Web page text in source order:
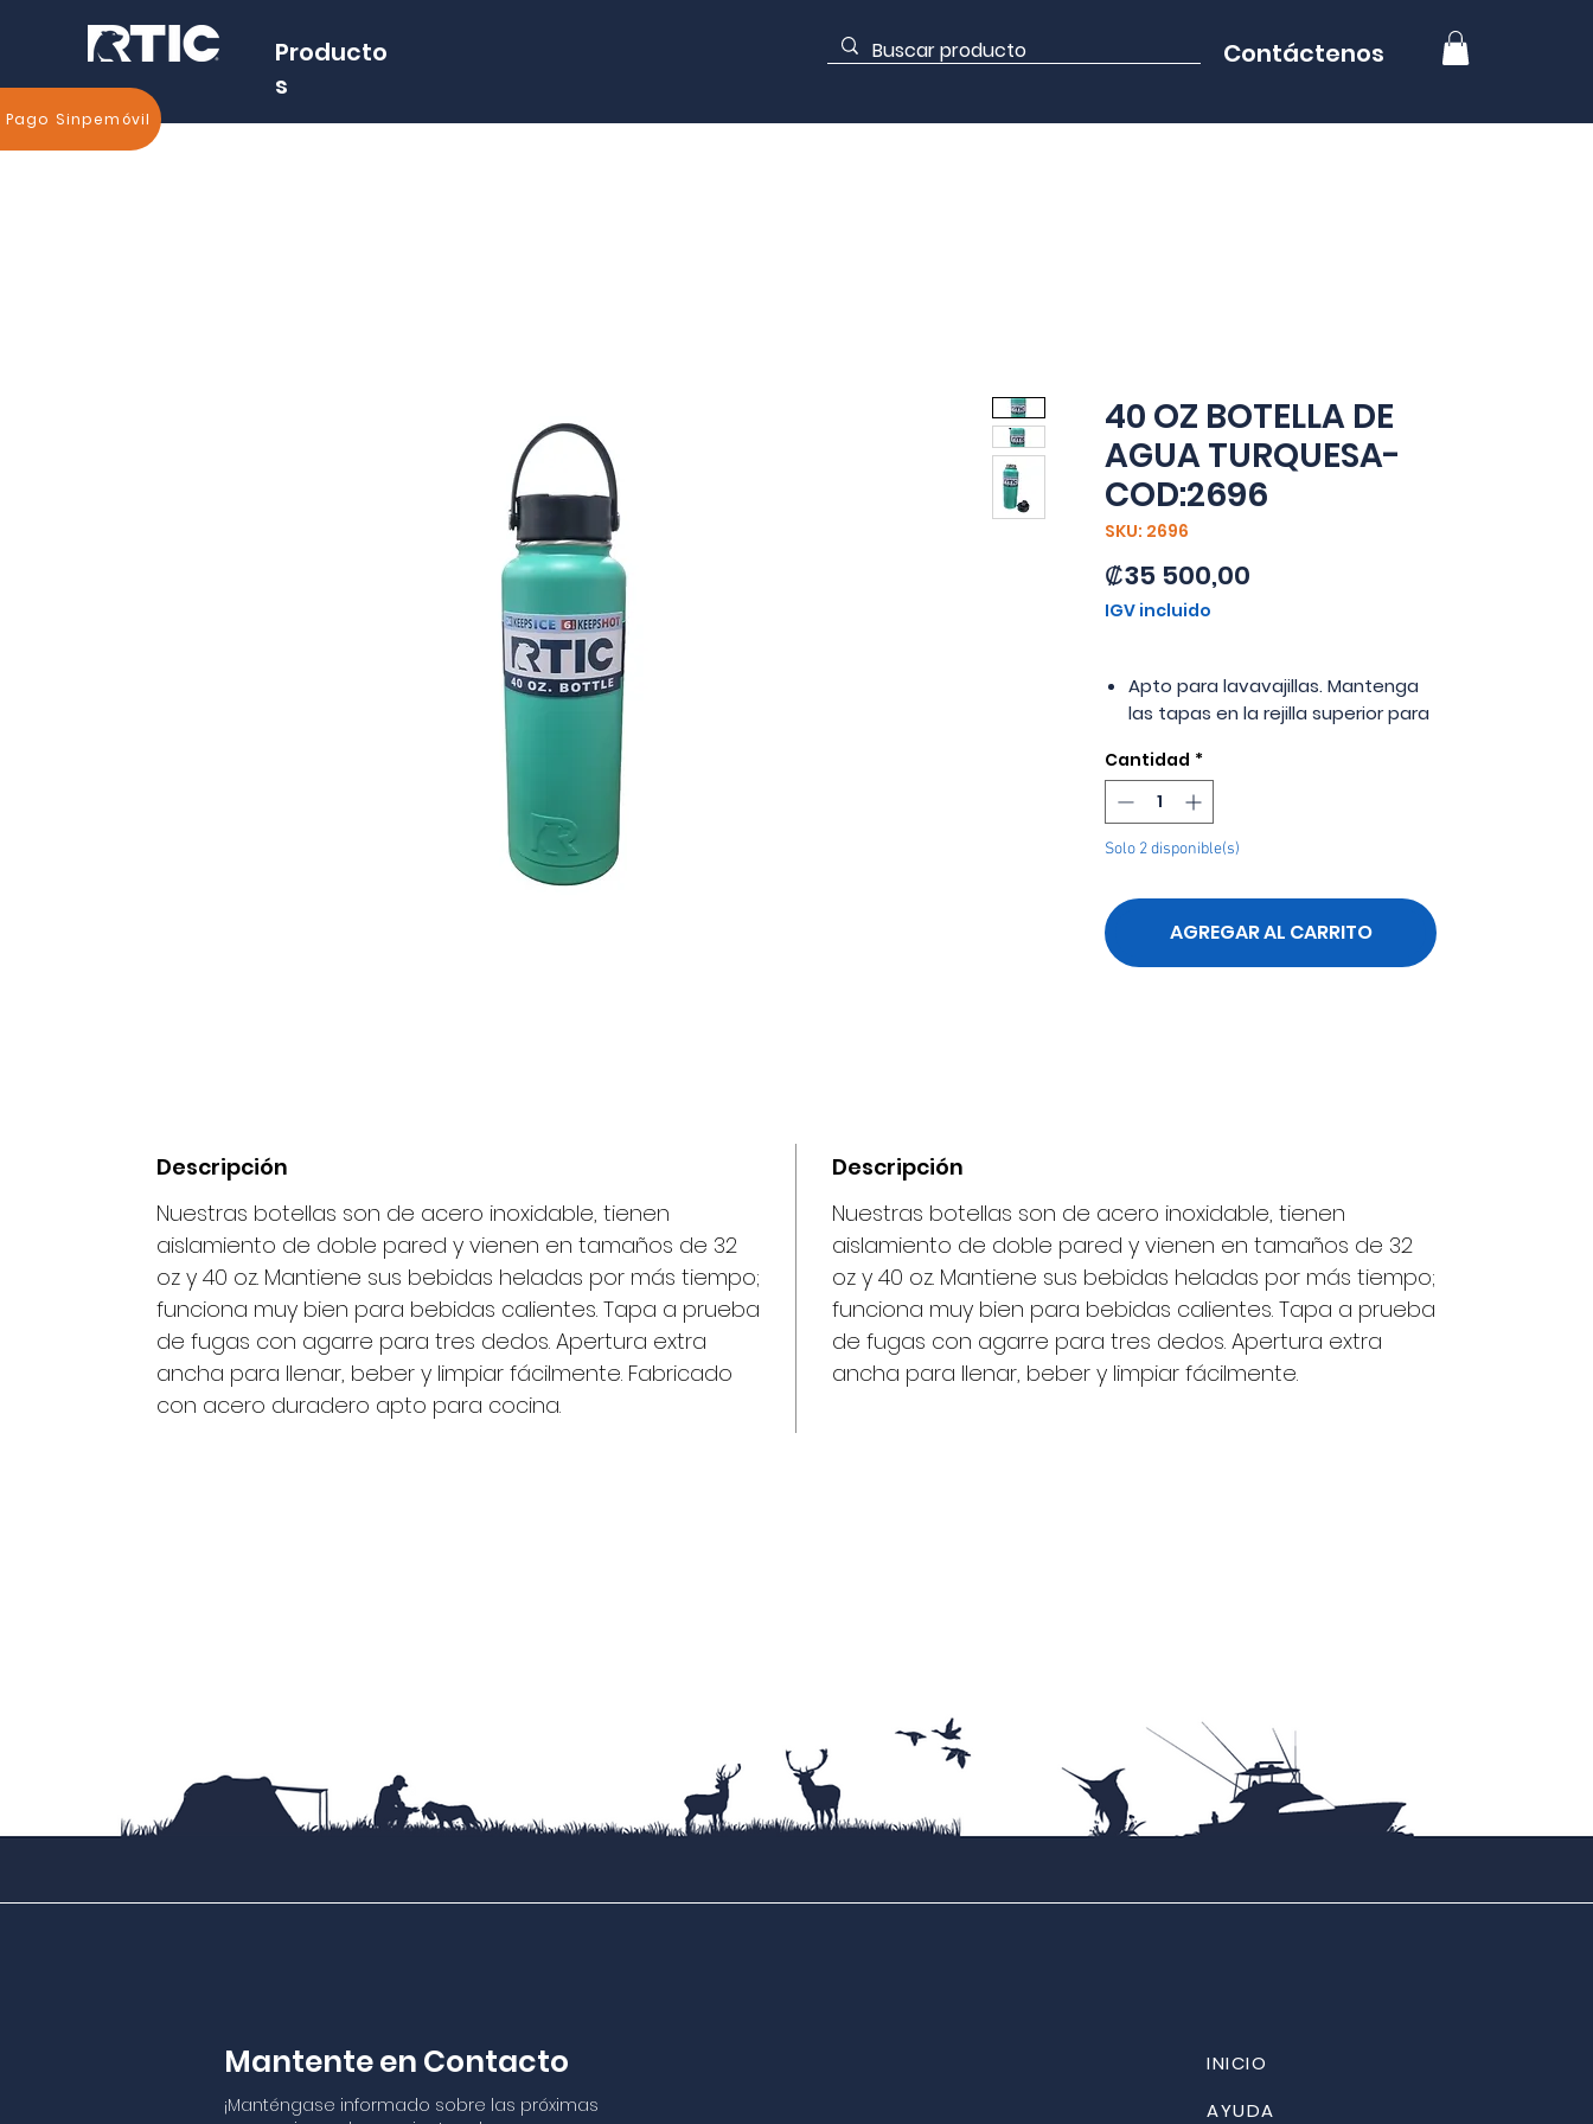
Producto
s
Contáctenos
Pago Sinpemóvil
40 OZ BOTELLA DE
AGUA TURQUESA-
COD:2696
SKU: 2696
₡35 500,00
IGV incluido
Apto para lavavajillas. Mantenga
las tapas en la rejilla superior para
Aislamiento al vacío de doble
pared Máxima retención de
temperatura y aísla las manos del
frío
permanece seco.
Acero inoxidable 18/8 construcción
Cantidad *
Solo 2 disponible(s)
AGREGAR AL CARRITO
Descripción
Nuestras botellas son de acero inoxidable, tienen
aislamiento de doble pared y vienen en tamaños de 32
oz y 40 oz. Mantiene sus bebidas heladas por más tiempo;
funciona muy bien para bebidas calientes. Tapa a prueba
de fugas con agarre para tres dedos. Apertura extra
ancha para llenar, beber y limpiar fácilmente. Fabricado
con acero duradero apto para cocina.
Descripción
Nuestras botellas son de acero inoxidable, tienen
aislamiento de doble pared y vienen en tamaños de 32
oz y 40 oz. Mantiene sus bebidas heladas por más tiempo;
funciona muy bien para bebidas calientes. Tapa a prueba
de fugas con agarre para tres dedos. Apertura extra
ancha para llenar, beber y limpiar fácilmente.
Mantente en Contacto
¡Manténgase informado sobre las próximas
INICIO
AYUDA